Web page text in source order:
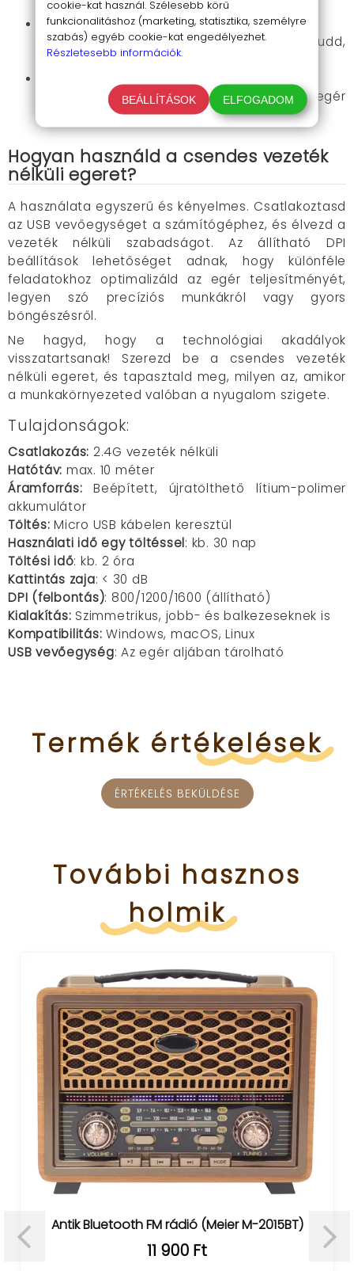
magaddal viheted.
Egyszerű használat: A plug-and-play
technológia segít, hogy azonnal használni tudd,
felesleges bonyodalmak nélkül.
beállítás, hogy a munkádhoz igazíthasd az egér
érzékenységét.
Hogyan használd a csendes vezeték
nélküli egeret?
A használata egyszerű és kényelmes. Csatlakoztasd
az USB vevőegységet a számítógéphez, és élvezd a
vezeték nélküli szabadságot. Az állítható DPI
beállítások lehetőséget adnak, hogy különféle
feladatokhoz optimalizáld az egér teljesítményét,
legyen szó precíziós munkákról vagy gyors
böngészésről.
Ne hagyd, hogy a technológiai akadályok
visszatartsanak! Szerezd be a csendes vezeték
nélküli egeret, és tapasztald meg, milyen az, amikor
a munkakörnyezeted valóban a nyugalom szigete.
Tulajdonságok:
Csatlakozás: 2.4G vezeték nélküli
Hatótáv: max. 10 méter
Áramforrás: Beépített, újratölthető lítium-polimer
akkumulátor
Töltés: Micro USB kábelen keresztül
Használati idő egy töltéssel: kb. 30 nap
Töltési idő: kb. 2 óra
Kattintás zaja: < 30 dB
DPI (felbontás): 800/1200/1600 (állítható)
Kialakítás: Szimmetrikus, jobb- és balkezeseknek is
Kompatibilitás: Windows, macOS, Linux
USB vevőegység: Az egér aljában tárolható
Termék értékelések
ÉRTÉKELÉS BEKÜLDÉSE
További hasznos
holmik
Antik Bluetooth FM rádió (Meier M-2015BT)
11 900 Ft
cookie-kat használ. Szélesebb körű
funkcionalitáshoz (marketing, statisztika, személyre
szabás) egyéb cookie-kat engedélyezhet.
Részletesebb információk.
BEÁLLÍTÁSOK ELFOGADOM